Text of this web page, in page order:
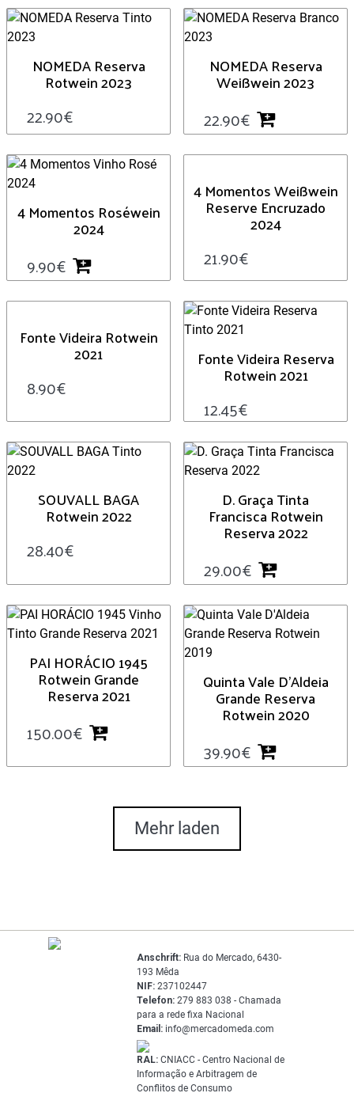
NOMEDA Reserva
Rotwein 2023
22.90€
NOMEDA Reserva
Weißwein 2023
22.90€
4 Momentos Roséwein
2024
9.90€
4 Momentos Weißwein
Reserve Encruzado
2024
21.90€
Fonte Videira Rotwein
2021
8.90€
Fonte Videira Reserva
Rotwein 2021
12.45€
SOUVALL BAGA
Rotwein 2022
28.40€
D. Graça Tinta
Francisca Rotwein
Reserva 2022
29.00€
PAI HORÁCIO 1945
Rotwein Grande
Reserva 2021
150.00€
Quinta Vale D’Aldeia
Grande Reserva
Rotwein 2020
39.90€
Mehr laden
Anschrift: Rua do Mercado, 6430-
193 Mêda
NIF: 237102447
Telefon: 279 883 038 - Chamada
para a rede fixa Nacional
Email: info@mercadomeda.com
RAL: CNIACC - Centro Nacional de
Informação e Arbitragem de
Conflitos de Consumo